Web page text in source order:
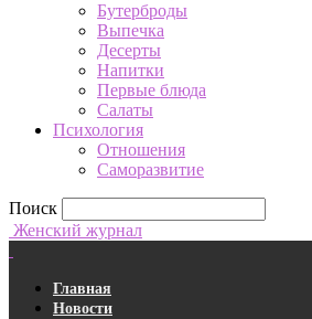
Бутерброды
Выпечка
Десерты
Напитки
Первые блюда
Салаты
Психология
Отношения
Саморазвитие
Поиск
Женский журнал
Главная
Новости